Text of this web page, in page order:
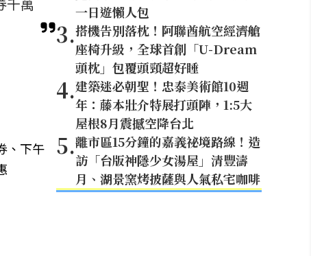
、下午
一日遊懶人包
3.搭機告別落枕！阿聯酋航空經濟艙
座椅升級，全球首創「U-Dream
頭枕」包覆頭頸超好睡
4.建築迷必朝聖！忠泰美術館10週
年：藤本壯介特展打頭陣，1:5大
屋根8月震撼空降台北
5.離市區15分鐘的嘉義祕境路線！造
訪「台版神隱少女湯屋」清豐濤
月、湖景窯烤披薩與人氣私宅咖啡